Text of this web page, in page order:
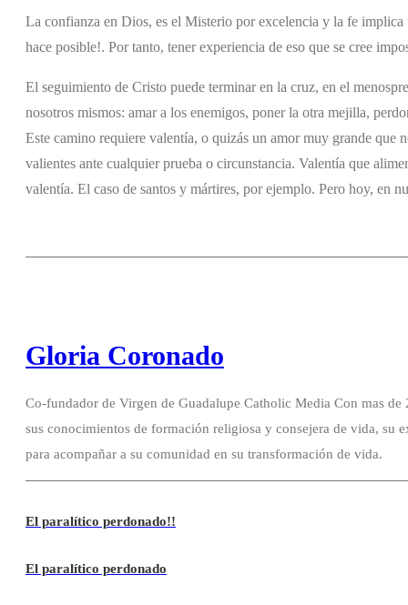
La confianza en Dios, es el Misterio por excelencia y la fe
hace posible!. Por tanto, tener experiencia de eso que se cree
El seguimiento de Cristo puede terminar en la cruz, en el
nosotros mismos: amar a los enemigos, poner la otra mejilla,
Este camino requiere valentía, o quizás un amor muy grande que
valientes ante cualquier prueba o circunstancia. Valentía que
valentía. El caso de santos y mártires, por ejemplo. Pero hoy, en
Gloria Coronado
Co-fundador de Virgen de Guadalupe Catholic Media Con mas
sus conocimientos de formación religiosa y consejera de vida, su
para acompañar a su comunidad en su transformación de vida.
El paralítico perdonado!!
El paralítico perdonado